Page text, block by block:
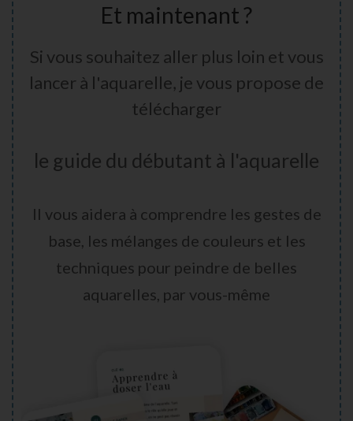
Et maintenant ?
Si vous souhaitez aller plus loin et vous
lancer à l'aquarelle, je vous propose de
télécharger
le guide du débutant à l'aquarelle
Il vous aidera à comprendre les gestes de
base, les mélanges de couleurs et les
techniques pour peindre de belles
aquarelles, par vous-même